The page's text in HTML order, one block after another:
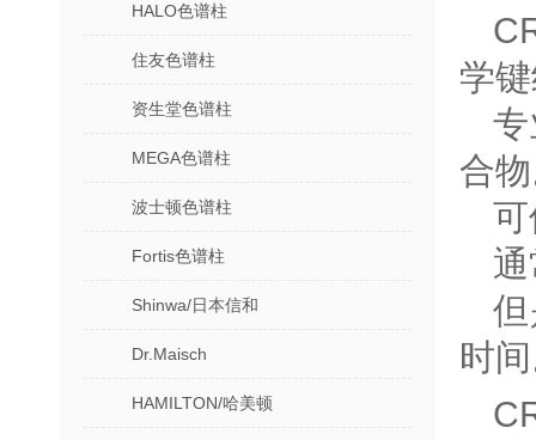
HALO色谱柱
住友色谱柱
资生堂色谱柱
MEGA色谱柱
波士顿色谱柱
Fortis色谱柱
Shinwa/日本信和
Dr.Maisch
HAMILTON/哈美顿
学
合
时